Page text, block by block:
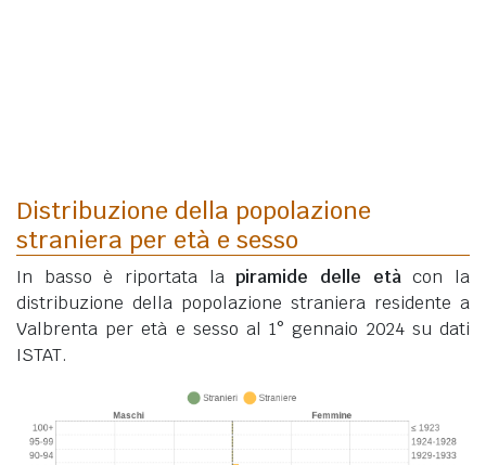
Distribuzione della popolazione
straniera per età e sesso
In basso è riportata lapiramide delle etàcon la
distribuzione della popolazione straniera residente a
Valbrenta per età e sesso al 1° gennaio 2024 su dati
ISTAT.